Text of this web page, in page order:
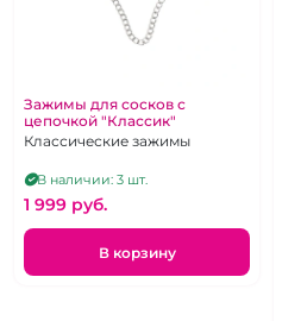
Зажимы для сосков с
цепочкой "Классик"
Классические зажимы
В наличии: 3 шт.
1 999 pуб.
В корзину